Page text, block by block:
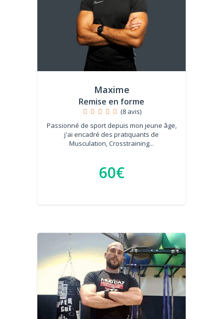
Maxime
Remise en forme
(8 avis)
Passionné de sport depuis mon jeune âge,
j'ai encadré des pratiquants de
Musculation, Crosstraining...
60€